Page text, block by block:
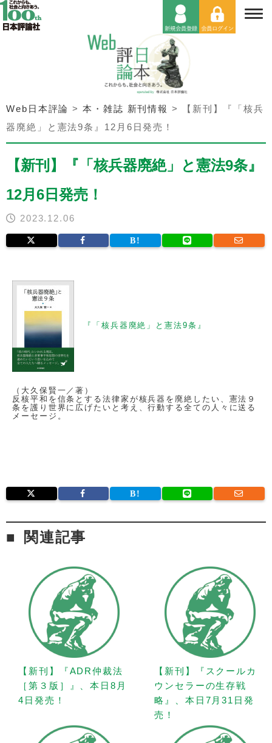
Web日本評論 >本・雑誌 新刊情報 >
【新刊】『「核兵
器廃絶」と憲法9条』12月6日発売！
【新刊】『「核兵器廃絶」と憲法9条』
12月6日発売！
2023.12.06
『「核兵器廃絶」と憲法9条』
（大久保賢一／著）
反核平和を信条とする法律家が核兵器を廃絶したい、憲法９
条を護り世界に広げたいと考え、行動する全ての人々に送る
メーセージ。
関連記事
【新刊】『ADR仲裁法
［第３版］』、本日8月
4日発売！
【新刊】『スクールカ
ウンセラーの生存戦
略』、本日7月31日発
売！